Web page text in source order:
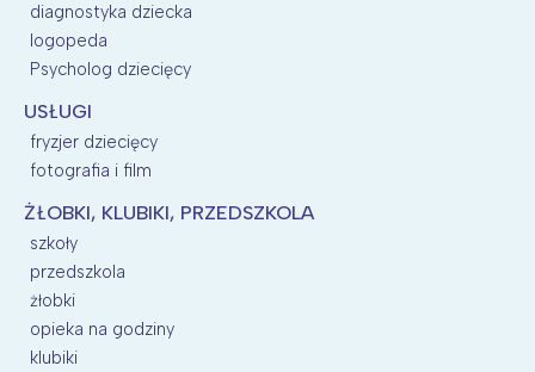
diagnostyka dziecka
logopeda
Psycholog dziecięcy
USŁUGI
fryzjer dziecięcy
fotografia i film
ŻŁOBKI, KLUBIKI, PRZEDSZKOLA
szkoły
przedszkola
żłobki
opieka na godziny
klubiki